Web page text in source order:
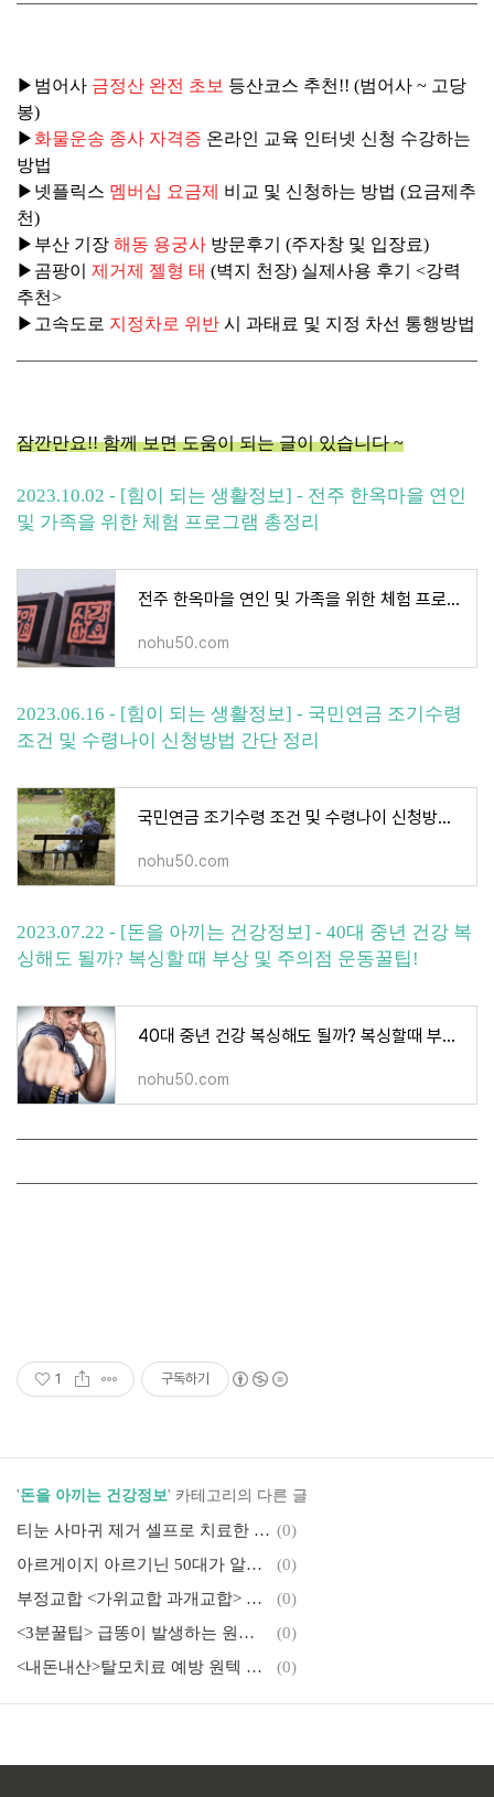
▶범어사 금정산 완전 초보 등산코스 추천!! (범어사 ~ 고당
봉)
▶ 화물운송 종사 자격증 온라인 교육 인터넷 신청 수강하는
방법
▶넷플릭스 멤버십 요금제 비교 및 신청하는 방법 (요금제추
천)
▶부산 기장 해동 용궁사 방문후기 (주자창 및 입장료)
▶곰팡이 제거제 젤형 태 (벽지 천장) 실제사용 후기 <강력
추천>
▶고속도로 지정차로 위반 시 과태료 및 지정 차선 통행방법
잠깐만요!! 함께 보면 도움이 되는 글이 있습니다 ~
2023.10.02 - [힘이 되는 생활정보] - 전주 한옥마을 연인
및 가족을 위한 체험 프로그램 총정리
전주 한옥마을 연인 및 가족을 위한 체험 프로그램 총정리
nohu50.com
2023.06.16 - [힘이 되는 생활정보] - 국민연금 조기수령
조건 및 수령나이 신청방법 간단 정리
국민연금 조기수령 조건 및 수령나이 신청방법 간단정리
nohu50.com
2023.07.22 - [돈을 아끼는 건강정보] - 40대 중년 건강 복
싱해도 될까? 복싱할 때 부상 및 주의점 운동꿀팁!
40대 중년 건강 복싱해도 될까? 복싱할때 부상 및 주의점 운동꿀팁 !
nohu50.com
1 구독하기
'돈을 아끼는 건강정보' 카테고리의 다른 글
티눈 사마귀 제거 셀프로 치료한 후기 <내돈내산> (0)
아르게이지 아르기닌 50대가 알려주는 진짜 리얼후기 !! <내돈내산>
(0)
부정교합 <가위교합 과개교합> 치아교정 진행과정 실제후기 (1)
(0)
<3분꿀팁> 급똥이 발생하는 원인 및 진정 시키고 참는방법 !
(0)
<내돈내산>탈모치료 예방 원텍 헤어빔 사용 리얼 솔직 후기
(0)